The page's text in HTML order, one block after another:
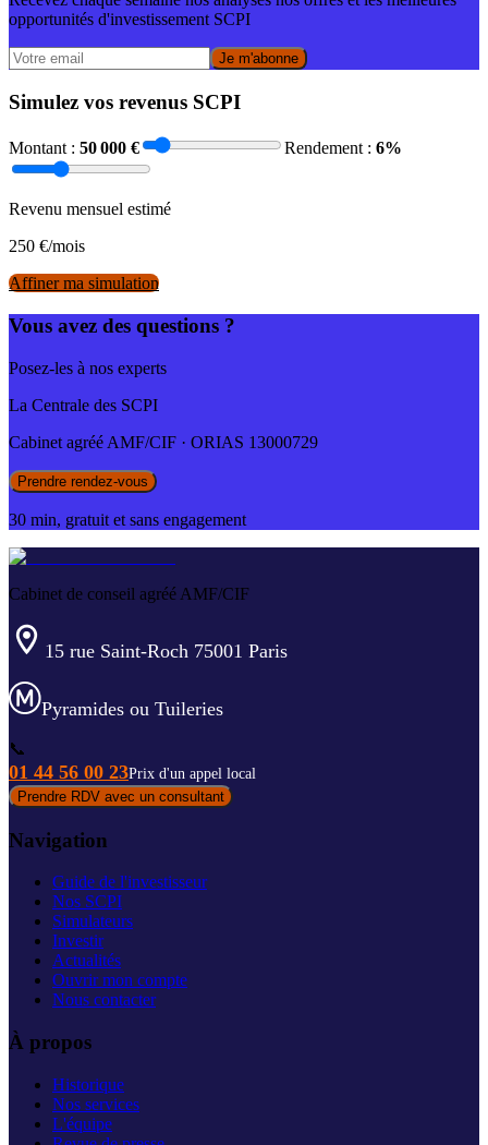
opportunités d'investissement SCPI
Je m'abonne
Simulez vos revenus SCPI
Montant : 50 000 € Rendement : 6%
Revenu mensuel estimé
250 €/mois
Affiner ma simulation
Vous avez des questions ?
Posez-les à nos experts
La Centrale des SCPI
Cabinet agréé AMF/CIF · ORIAS 13000729
Prendre rendez-vous
30 min, gratuit et sans engagement
Cabinet de conseil agréé AMF/CIF
15 rue Saint-Roch 75001 Paris
Pyramides ou Tuileries
📞
01 44 56 00 23Prix d'un appel local
Prendre RDV avec un consultant
Navigation
Guide de l'investisseur
Nos SCPI
Simulateurs
Investir
Actualités
Ouvrir mon compte
Nous contacter
À propos
Historique
Nos services
L'équipe